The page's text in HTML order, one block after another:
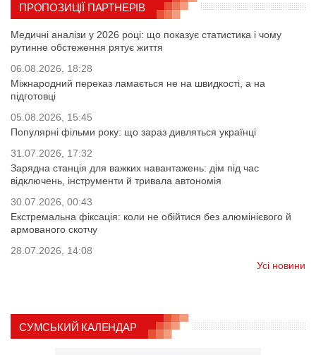
ПРОПОЗИЦІЇ ПАРТНЕРІВ
Медичні аналізи у 2026 році: що показує статистика і чому
рутинне обстеження рятує життя
06.08.2026, 18:28
Міжнародний переказ ламається не на швидкості, а на
підготовці
05.08.2026, 15:45
Популярні фільми року: що зараз дивляться українці
31.07.2026, 17:32
Зарядна станція для важких навантажень: дім під час
відключень, інструменти й тривала автономія
30.07.2026, 00:43
Екстремальна фіксація: коли не обійтися без алюмінієвого й
армованого скотчу
28.07.2026, 14:08
Усі новини
СУМСЬКИЙ КАЛЕНДАР